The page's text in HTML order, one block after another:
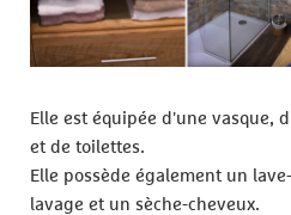
Elle est équipée d'une vasque,
et de toilettes.
Elle possède également un
lavage et un sèche-cheveux.